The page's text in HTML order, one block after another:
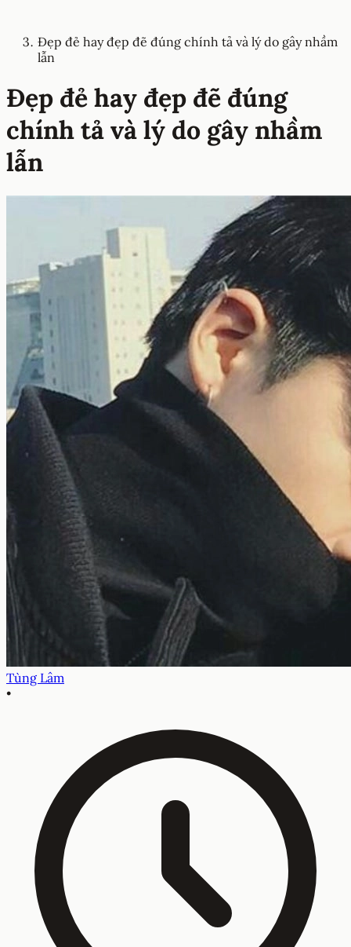
Đẹp đẻ hay đẹp đẽ đúng chính tả và lý do gây nhầm
lẫn
Đẹp đẻ hay đẹp đẽ đúng
chính tả và lý do gây nhầm
lẫn
Tùng Lâm
•